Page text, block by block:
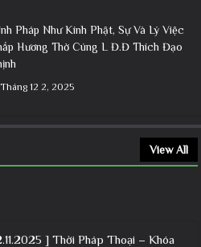
Pháp Như Kính Phật, Sự Và Lý Việc
Hương Thờ Cúng L Đ.Đ Thích Đạo
Tháng 12 2, 2025
View All
] Thời Pháp Thoại – Khóa